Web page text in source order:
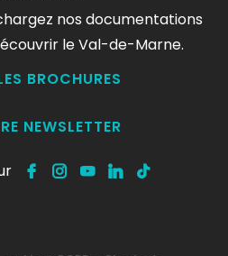
nos documentations
le Val-de-Marne.
BROCHURES
NEWSLETTER